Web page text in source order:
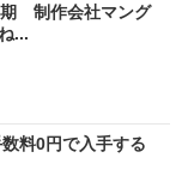
期 制作会社マング
...
料0円で入手する